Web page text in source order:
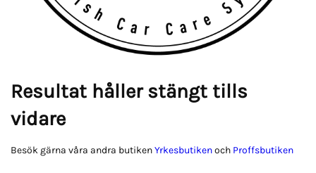
Resultat håller stängt tills
vidare
Besök gärna våra andra butikenYrkesbutikenoch Proffsbutiken